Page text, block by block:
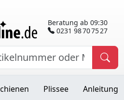
Beratung ab 09:30
0231 98 70 75 27
Plissee Anleitung